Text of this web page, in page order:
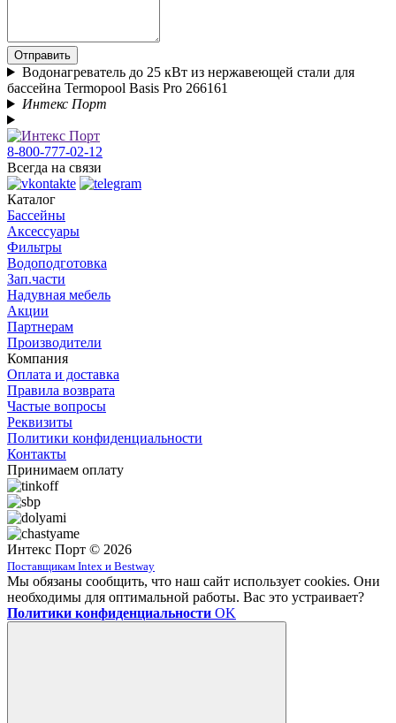
Отправить
Водонагреватель до 25 кВт из нержавеющей стали для
бассейна Termopool Basis Pro 266161
Интекс Порт
8-800-777-02-12
Всегда на связи
Каталог
Бассейны
Аксессуары
Фильтры
Водоподготовка
Зап.части
Надувная мебель
Акции
Партнерам
Производители
Компания
Оплата и доставка
Правила возврата
Частые вопросы
Реквизиты
Политики конфиденциальности
Контакты
Принимаем оплату
Интекс Порт © 2026
Поставщикам Intex и Bestway
Мы обязаны сообщить, что наш сайт использует cookies. Они
необходимы для оптимальной работы. Вас это устраивает?
Политики конфиденциальности OK